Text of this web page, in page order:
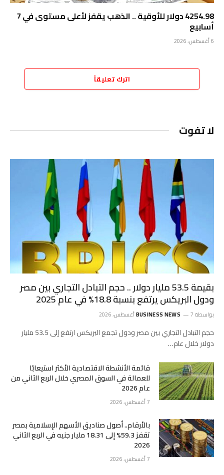
4254.98 دولار للأوقية .. الذهب يقفز لأعلى مستوى في 7
أسابيع
6 أغسطس، 2026
اترك تعليقاً
لا تفوت
بقيمة 53.5 مليار دولار .. حجم التبادل التجاري بين مصر
ودول البريكس يرتفع بنسبة 18.8% في عام 2025
بواسطة BUSINESS NEWS 7 أغسطس، 2026
حجم التبادل التجاري بين مصر ودول تجمع البريكس ارتفع إلى 53.5 مليار
دولار خلال عام…
قائمة الأنشطة الاقتصادية الأكثر استيعابًا
للعمالة في السوق المصري خلال الربع الثاني من
عام 2026
7 أغسطس، 2026
بالأرقام.. أصول صناديق الأسهم الإسلامية بمصر
تقفز 59.3% إلى 18.31 مليار جنيه في الربع الثاني
2026
7 أغسطس، 2026